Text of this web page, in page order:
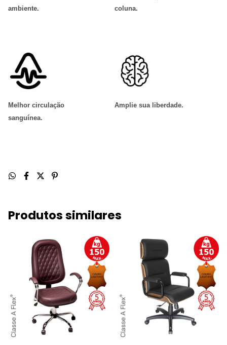
ambiente.
coluna.
Melhor circulação
sanguínea.
Amplie sua liberdade.
Produtos similares